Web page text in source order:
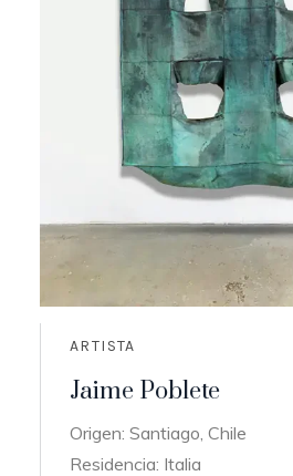
ARTISTA
Jaime Poblete
Origen: Santiago, Chile
Residencia: Italia